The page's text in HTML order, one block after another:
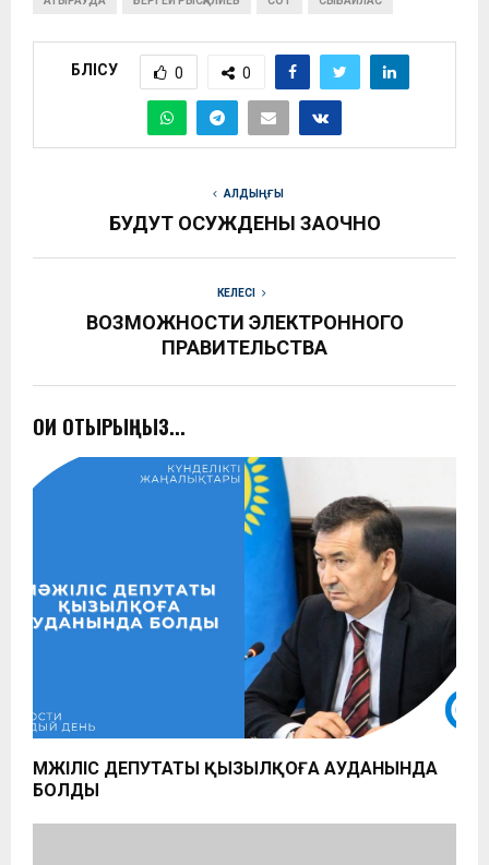
БӨЛІСУ 0 0
АЛДЫҢҒЫ
БУДУТ ОСУЖДЕНЫ ЗАОЧНО
КЕЛЕСІ
ВОЗМОЖНОСТИ ЭЛЕКТРОННОГО
ПРАВИТЕЛЬСТВА
ОҚИ ОТЫРЫҢЫЗ...
МӘЖІЛІС ДЕПУТАТЫ ҚЫЗЫЛҚОҒА АУДАНЫНДА
БОЛДЫ